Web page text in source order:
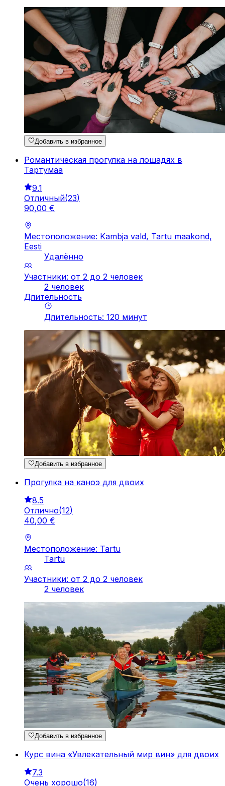
Добавить в избранное
Романтическая прогулка на лошадях в
Тартумаа
9.1
Отличный(23)
90,00 €
Местоположение: Kambja vald, Tartu maakond,
Eesti
Удалённо
Участники: от 2 до 2 человек
2 человек
Длительность
Длительность: 120 минут
Добавить в избранное
Прогулка на каноэ для двоих
8.5
Отлично(12)
40,00 €
Местоположение: Tartu
Tartu
Участники: от 2 до 2 человек
2 человек
Добавить в избранное
Курс вина «Увлекательный мир вин» для двоих
7.3
Очень хорошо(16)